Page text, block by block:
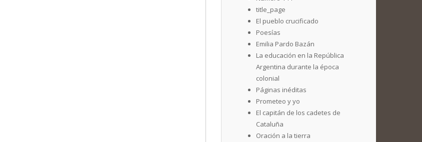
title_page
El pueblo crucificado
Poesías
Emilia Pardo Bazán
La educación en la República
Argentina durante la época
colonial
Páginas inéditas
Prometeo y yo
El capitán de los cadetes de
Cataluña
Oración a la tierra